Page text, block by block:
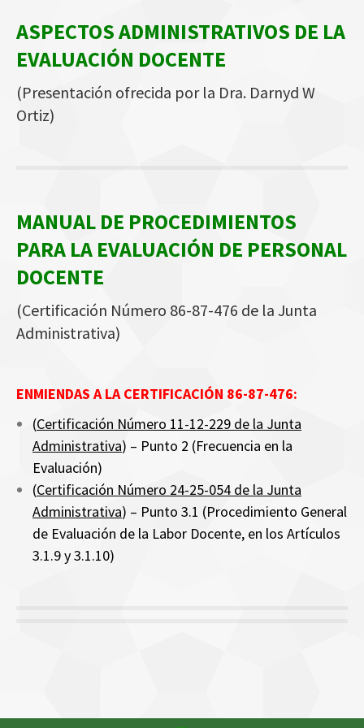
ASPECTOS ADMINISTRATIVOS DE LA
EVALUACIÓN DOCENTE
(Presentación ofrecida por la Dra. Darnyd W
Ortiz)
MANUAL DE PROCEDIMIENTOS
PARA LA EVALUACIÓN DE PERSONAL
DOCENTE
(Certificación Número 86-87-476 de la Junta
Administrativa)
ENMIENDAS A LA CERTIFICACIÓN 86-87-476:
(Certificación Número 11-12-229 de la Junta
Administrativa) – Punto 2 (Frecuencia en la
Evaluación)
(Certificación Número 24-25-054 de la Junta
Administrativa) – Punto 3.1 (Procedimiento General
de Evaluación de la Labor Docente, en los Artículos
3.1.9 y 3.1.10)